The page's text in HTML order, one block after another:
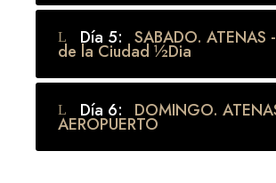
Día 5: SABADO. ATENAS
de la Ciudad ½Dia
Día 6: DOMINGO.
AEROPUERTO